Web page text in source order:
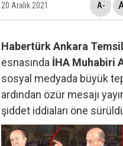
20 Aralık 2021 A-
Habertürk Ankara
esnasında İHA Muhabiri
sosyal medyada büyük
ardından özür mesajı
şiddet iddiaları öne